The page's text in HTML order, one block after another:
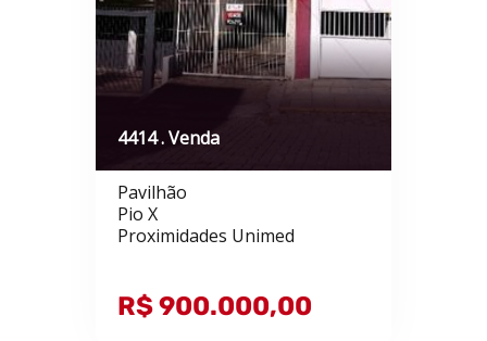
4414 . Venda
Pavilhão
Pio X
Proximidades Unimed
R$ 900.000,00